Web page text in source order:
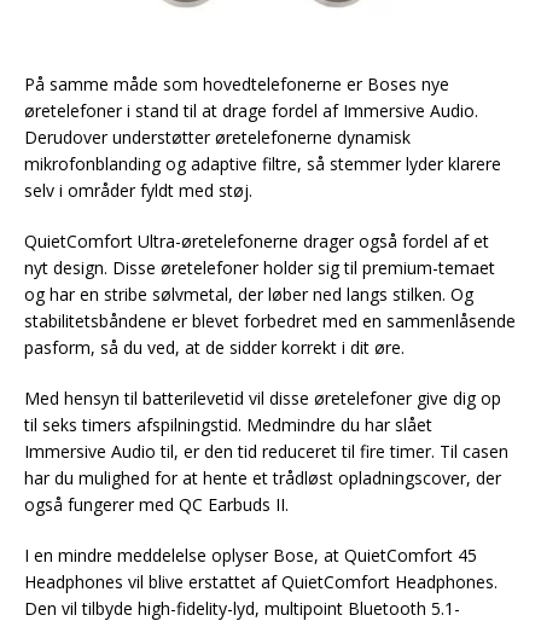
På samme måde som hovedtelefonerne er Boses nye
øretelefoner i stand til at drage fordel af Immersive Audio.
Derudover understøtter øretelefonerne dynamisk
mikrofonblanding og adaptive filtre, så stemmer lyder klarere
selv i områder fyldt med støj.
QuietComfort Ultra-øretelefonerne drager også fordel af et
nyt design. Disse øretelefoner holder sig til premium-temaet
og har en stribe sølvmetal, der løber ned langs stilken. Og
stabilitetsbåndene er blevet forbedret med en sammenlåsende
pasform, så du ved, at de sidder korrekt i dit øre.
Med hensyn til batterilevetid vil disse øretelefoner give dig op
til seks timers afspilningstid. Medmindre du har slået
Immersive Audio til, er den tid reduceret til fire timer. Til casen
har du mulighed for at hente et trådløst opladningscover, der
også fungerer med QC Earbuds II.
I en mindre meddelelse oplyser Bose, at QuietComfort 45
Headphones vil blive erstattet af QuietComfort Headphones.
Den vil tilbyde high-fidelity-lyd, multipoint Bluetooth 5.1-